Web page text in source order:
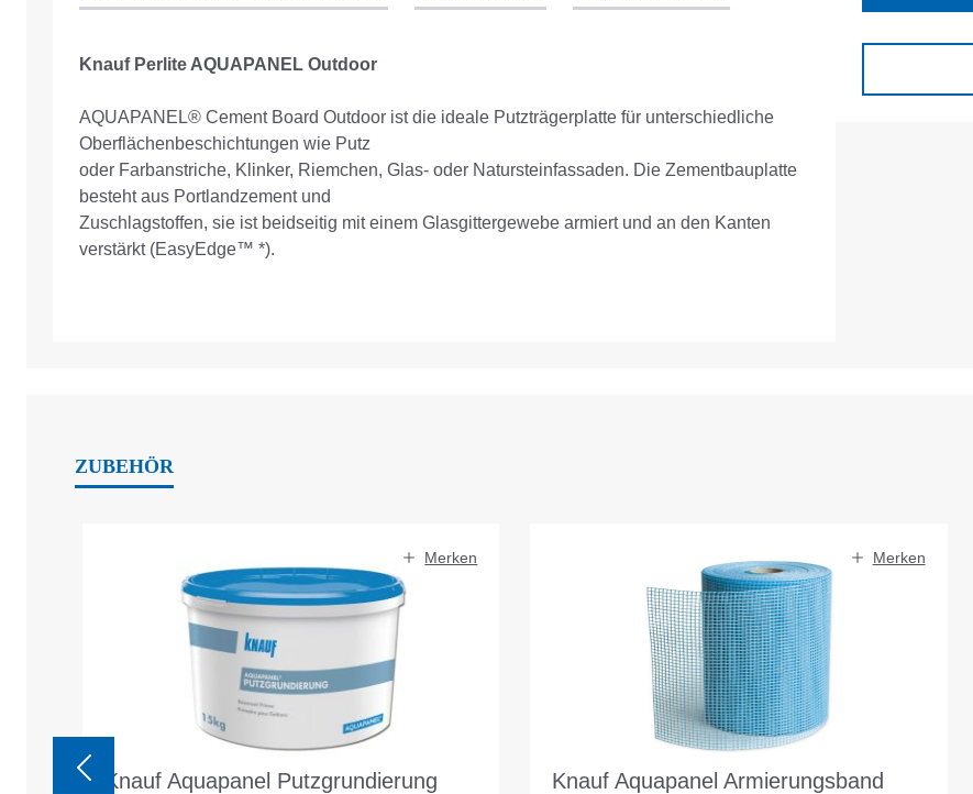
Knauf Perlite AQUAPANEL Outdoor
AQUAPANEL® Cement Board Outdoor ist die ideale Putzträgerplatte für unterschiedliche
Oberflächenbeschichtungen wie Putz
oder Farbanstriche, Klinker, Riemchen, Glas- oder Natursteinfassaden. Die Zementbauplatte
besteht aus Portlandzement und
Zuschlagstoffen, sie ist beidseitig mit einem Glasgittergewebe armiert und an den Kanten
verstärkt (EasyEdge™ *).
ZUBEHÖR
Merken
Knauf Aquapanel Putzgrundierung
Merken
Knauf Aquapanel Armierungsband